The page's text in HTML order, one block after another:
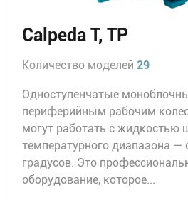
Calpeda T, TP
Количество моделей 29
Одноступенчатые
периферийным рабочим
могут работать с жидкостью
температурного диапазона —
градусов. Это
оборудование, которое...